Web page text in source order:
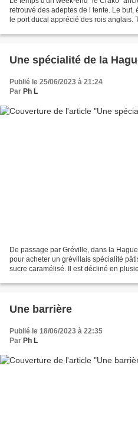
retrouvé des adeptes de l tente. Le but,
le port ducal apprécié des rois anglais.
Une spécialité de la
Publié le 25/06/2023 à 21:24
Par Ph L
De passage par Gréville, dans la
pour acheter un grévillais spécialité
sucre caramélisé. Il est décliné en
Une barrière
Publié le 18/06/2023 à 22:35
Par Ph L